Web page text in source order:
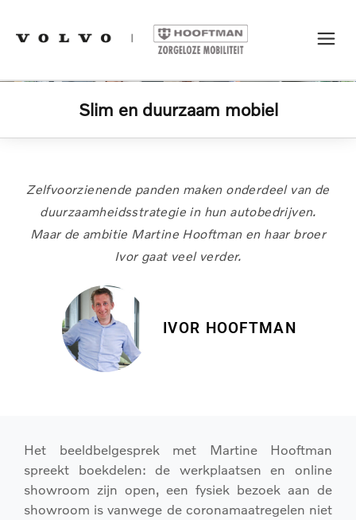
Slim en duurzaam mobiel
Zelfvoorzienende panden maken onderdeel van de
duurzaamheidsstrategie in hun autobedrijven.
Maar de ambitie Martine Hooftman en haar broer
Ivor gaat veel verder.
IVOR HOOFTMAN
Het beeldbelgesprek met Martine Hooftman
spreekt boekdelen: de werkplaatsen en online
showroom zijn open, een fysiek bezoek aan de
showroom is vanwege de coronamaatregelen niet